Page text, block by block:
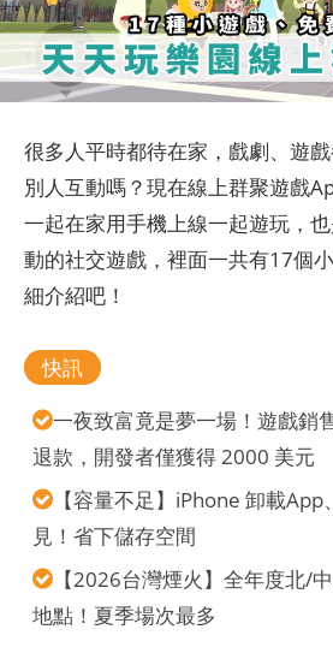
很多人平時都待在家，戲劇、遊
別人互動嗎？現在線上群聚遊戲
一起在家用手機上線一起遊玩，
動的社交遊戲，裡面一共有17個
細介紹吧！
快訊
一夜致富竟是夢一場！遊戲銷
退款，開發者僅獲得 2000 美元
【容量不足】iPhone 卸載
見！省下儲存空間
【2026台灣煙火】全年度北/
地點！夏季場次最多